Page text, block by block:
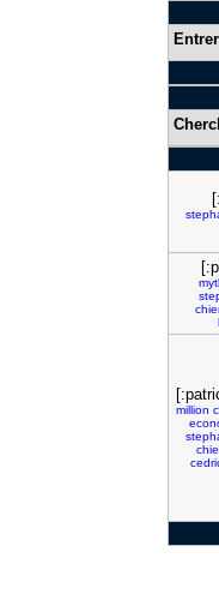
million